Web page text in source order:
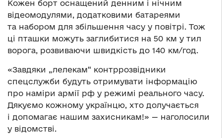
Кожен борт оснащений денним і нічним
відеомодулями, додатковими батареями
та набором для збільшення часу у повітрі. Тож
ці пташки можуть заглибитися на 50 км у тил
ворога, розвиваючи швидкість до 140 км/год.
«Завдяки „лелекам“ контррозвідники
спецслужби будуть отримувати інформацію
про наміри армії рф у режимі реального часу.
Дякуємо кожному українцю, хто долучається
і допомагає нашим захисникам!» — наголосили
у відомстві.